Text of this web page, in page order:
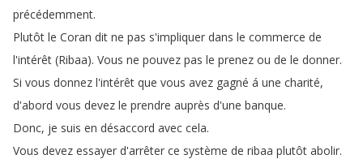
précédemment.
Plutôt le Coran dit ne pas s'impliquer dans le commerce de
l'intérêt (Ribaa). Vous ne pouvez pas le prenez ou de le donner.
Si vous donnez l'intérêt que vous avez gagné á une charité,
d'abord vous devez le prendre auprès d'une banque.
Donc, je suis en désaccord avec cela.
Vous devez essayer d'arrêter ce système de ribaa plutôt abolir.